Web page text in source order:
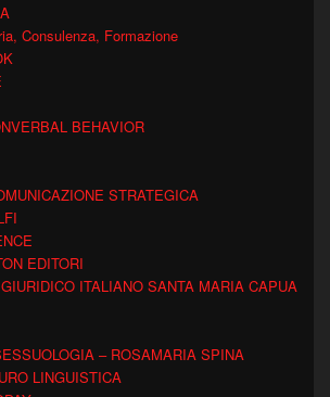
Consulenza, Formazione
BEHAVIOR
STRATEGICA
EDITORI
ITALIANO SANTA MARIA CAPUA
– ROSAMARIA SPINA
LINGUISTICA